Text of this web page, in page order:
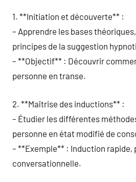
1. **Initiation et découverte** :
– Apprendre les bases
principes de la suggestion
– **Objectif** : Découvrir
personne en transe.
2. **Maîtrise des inductions** :
– Étudier les différentes
personne en état modifié de
– **Exemple** : Induction rapide,
conversationnelle.